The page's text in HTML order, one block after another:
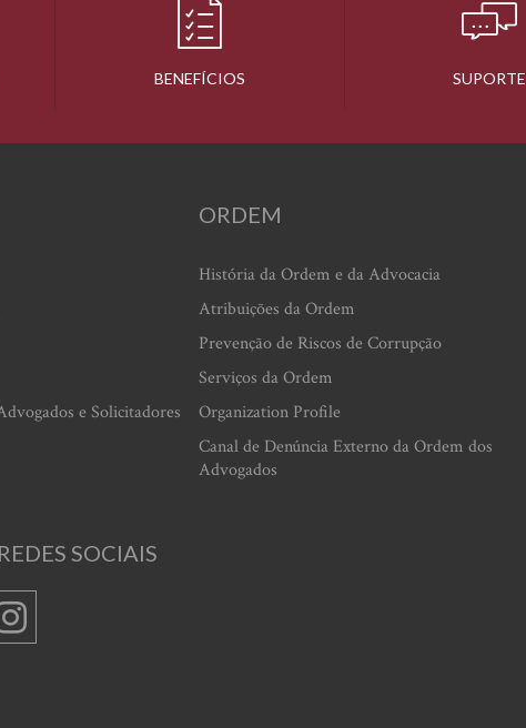
BENEFÍCIOS SUPORTE
e Solicitadores
ORDEM
História da Ordem e da Advocacia
Atribuições da Ordem
Prevenção de Riscos de Corrupção
Serviços da Ordem
Organization Profile
Canal de Denúncia Externo da Ordem dos
Advogados
SOCIAIS